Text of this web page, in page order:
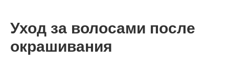
Уход за волосами после
окрашивания